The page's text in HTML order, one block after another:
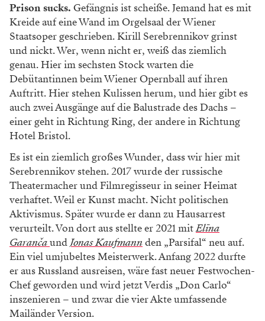
Prison sucks. Gefängnis ist scheiße. Jemand hat es mit
Kreide auf eine Wand im Orgelsaal der Wiener
Staatsoper geschrieben. Kirill Serebrennikov grinst
und nickt. Wer, wenn nicht er, weiß das ziemlich
genau. Hier im sechsten Stock warten die
Debütantinnen beim Wiener Opernball auf ihren
Auftritt. Hier stehen Kulissen herum, und hier gibt es
auch zwei Ausgänge auf die Balustrade des Dachs –
einer geht in Richtung Ring, der andere in Richtung
Hotel Bristol.
Es ist ein ziemlich großes Wunder, dass wir hier mit
Serebrennikov stehen. 2017 wurde der russische
Theatermacher und Filmregisseur in seiner Heimat
verhaftet. Weil er Kunst macht. Nicht politischen
Aktivismus. Später wurde er dann zu Hausarrest
verurteilt. Von dort aus stellte er 2021 mitElīna
GarančaundJonas Kaufmannden „Parsifal“ neu auf.
Ein viel umjubeltes Meisterwerk. Anfang 2022 durfte
er aus Russland ausreisen, wäre fast neuer Festwochen-
Chef geworden und wird jetzt Verdis „Don Carlo“
inszenieren – und zwar die vier Akte umfassende
Mailänder Version.